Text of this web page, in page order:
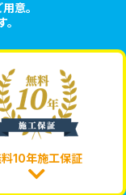
意。
10年施工保証